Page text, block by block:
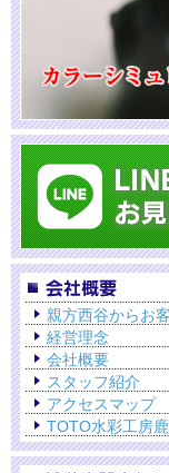
親方西谷からお
経営理念
会社概要
スタッフ紹介
アクセスマップ
TOTO水彩工房